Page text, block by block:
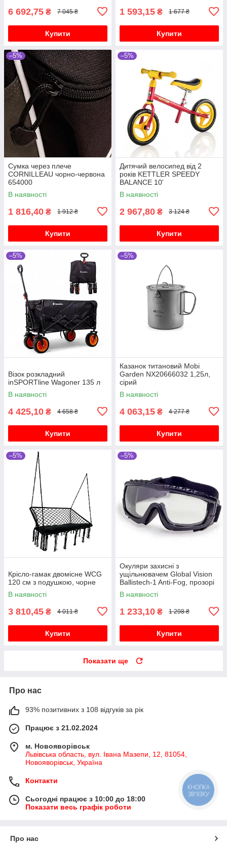
6 692,75 ₴ 7 045 ₴
Купити
1 593,15 ₴ 1 677 ₴
Купити
–5%
Сумка через плече
CORNILLEAU чорно-червона
654000
В наявності
1 816,40 ₴ 1 912 ₴
Купити
–5%
Дитячий велосипед від 2
років KETTLER SPEEDY
BALANCE 10'
В наявності
2 967,80 ₴ 3 124 ₴
Купити
–5%
Візок розкладний
inSPORTline Wagoner 135 л
В наявності
4 425,10 ₴ 4 658 ₴
Купити
–5%
Казанок титановий Mobi
Garden NX20666032 1,25л,
сірий
В наявності
4 063,15 ₴ 4 277 ₴
Купити
–5%
Крісло-гамак двомісне WCG
120 см з подушкою, чорне
В наявності
3 810,45 ₴ 4 011 ₴
Купити
–5%
Окуляри захисні з
ущільнювачем Global Vision
Ballistech-1 Anti-Fog, прозорі
В наявності
1 233,10 ₴ 1 298 ₴
Купити
Показати ще
Про нас
93% позитивних з 108 відгуків за рік
Працює з 21.02.2024
м. Новояворівськ
Львівська область, вул. Івана Мазепи, 12, 81054,
Новояворівськ, Україна
Контакти
Сьогодні працює з 10:00 до 18:00
Показати весь графік роботи
Про нас
КНОПКА
ЗВ'ЯЗКУ